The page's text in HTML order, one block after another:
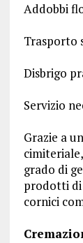
Addobbi
Trasporto
Disbrigo
Servizio
Grazie a
grado di
prodotti di
cornici